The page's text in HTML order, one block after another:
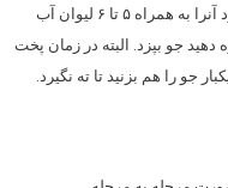
پس از اینکه جو پوست کنده به خوبی خیس خورد آنرا به همراه ۵ تا ۶ لیوان آب
دهید جو بپزد. البته در زمان پخت
جو را هم بزنید تا ته نگیرد.